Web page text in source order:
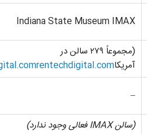
Indiana State Museum IMAX
(مجموعاً ۲۷۹ سالن در
آمریکاrentechdigital.com
–
(سالنIMAX فعالی وجود ندارد
)